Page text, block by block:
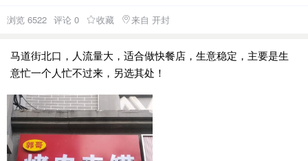
浏览 6522 评论 0 收藏 来自 开封
马道街北口，人流量大，适合做快餐店，生意稳定，主要是生
意忙一个人忙不过来，另选其处！